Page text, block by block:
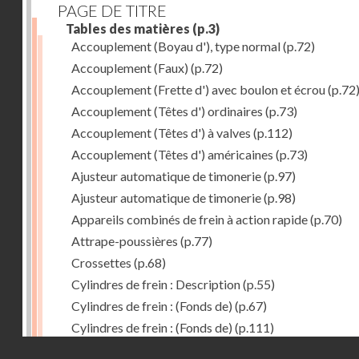
PAGE DE TITRE
Tables des matières (p.3)
Accouplement (Boyau d'), type normal(p.72)
Accouplement (Faux) (p.72)
Accouplement (Frette d') avec boulon et écrou(p.72)
Accouplement (Têtes d') ordinaires (p.73)
Accouplement (Têtes d') à valves (p.112)
Accouplement (Têtes d') américaines (p.73)
Ajusteur automatique de timonerie(p.97)
Ajusteur automatique de timonerie(p.98)
Appareils combinés de frein à action rapide(p.70)
Attrape-poussières (p.77)
Crossettes (p.68)
Cylindres de frein : Description(p.55)
Cylindres de frein : (Fonds de) (p.67)
Cylindres de frein : (Fonds de) (p.111)